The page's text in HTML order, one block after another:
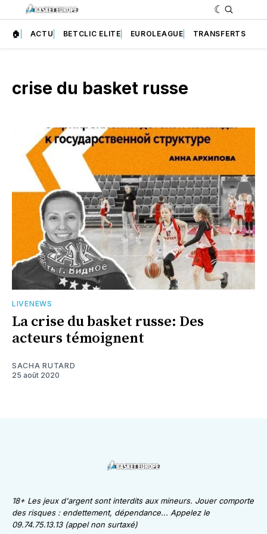
🏠 ACTU BETCLIC ELITE EUROLEAGUE TRANSFERTS
crise du basket russe
LIVENEWS
La crise du basket russe: Des
acteurs témoignent
SACHA RUTARD
25 août 2020
18+ Les jeux d'argent sont interdits aux mineurs. Jouer comporte
des risques : endettement, dépendance... Appelez le
09.74.75.13.13 (appel non surtaxé)